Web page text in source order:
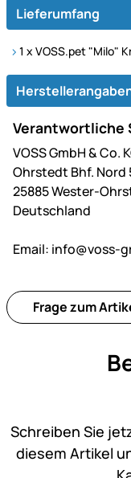
Lieferumfang
1 x VOSS.pet "Milo"
Verantwortliche
VOSS GmbH & Co.
Ohrstedt Bhf. Nord
25885 Wester-
Deutschland
Email: info@voss-
Frage zum
Schreiben Sie
diesem Artikel